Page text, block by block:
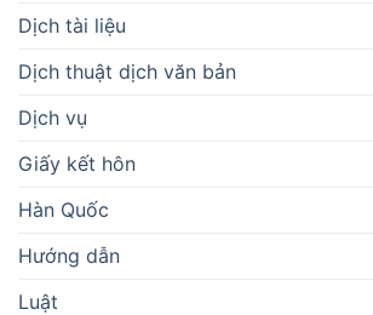
Dịch tài liệu
Dịch thuật dịch văn bản
Dịch vụ
Giấy kết hôn
Hàn Quốc
Hướng dẫn
Luật